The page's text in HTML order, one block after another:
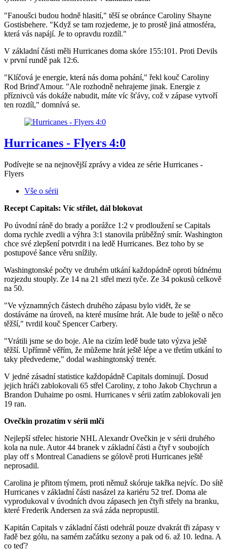
"Fanoušci budou hodně hlasití," těší se obránce Caroliny Shayne
Gostisbehere. "Když se tam rozjedeme, je to prostě jiná atmosféra,
která vás napájí. Je to opravdu rozdíl."
V základní části měli Hurricanes doma skóre 155:101. Proti Devils
v první rundě pak 12:6.
"Klíčová je energie, která nás doma pohání," řekl kouč Caroliny
Rod Brind'Amour. "Ale rozhodně nehrajeme jinak. Energie z
příznivců vás dokáže nabudit, máte víc šťávy, což v zápase vytvoří
ten rozdíl," domnívá se.
Hurricanes - Flyers 4:0
Podívejte se na nejnovější zprávy a videa ze série Hurricanes -
Flyers
Vše o sérii
Recept Capitals: Víc střílet, dál blokovat
Po úvodní ráně do brady a porážce 1:2 v prodloužení se Capitals
doma rychle zvedli a výhra 3:1 stanovila průběžný smír. Washington
chce své zlepšení potvrdit i na ledě Hurricanes. Bez toho by se
postupové šance věru snížily.
Washingtonské počty ve druhém utkání každopádně oproti bídnému
rozjezdu stouply. Ze 14 na 21 střel mezi tyče. Ze 34 pokusů celkově
na 50.
"Ve významných částech druhého zápasu bylo vidět, že se
dostáváme na úroveň, na které musíme hrát. Ale bude to ještě o něco
těžší," tvrdil kouč Spencer Carbery.
"Vrátili jsme se do boje. Ale na cizím ledě bude tato výzva ještě
těžší. Upřímně věřím, že můžeme hrát ještě lépe a ve třetím utkání to
taky předvedeme," dodal washingtonský trenér.
V jedné zásadní statistice každopádně Capitals dominují. Dosud
jejich hráči zablokovali 65 střel Caroliny, z toho Jakob Chychrun a
Brandon Duhaime po osmi. Hurricanes v sérii zatím zablokovali jen
19 ran.
Ovečkin prozatím v sérii mlčí
Nejlepší střelec historie NHL Alexandr Ovečkin je v sérii druhého
kola na nule. Autor 44 branek v základní části a čtyř v soubojích
play off s Montreal Canadiens se gólově proti Hurricanes ještě
neprosadil.
Carolina je přitom týmem, proti němuž skóruje takřka nejvíc. Do sítě
Hurricanes v základní části nasázel za kariéru 52 tref. Doma ale
vyprodukoval v úvodních dvou zápasech jen čtyři střely na branku,
které Frederik Andersen za svá záda nepropustil.
Kapitán Capitals v základní části odehrál pouze dvakrát tři zápasy v
řadě bez gólu, na samém začátku sezony a pak od 6. až 10. ledna. A
co teď?